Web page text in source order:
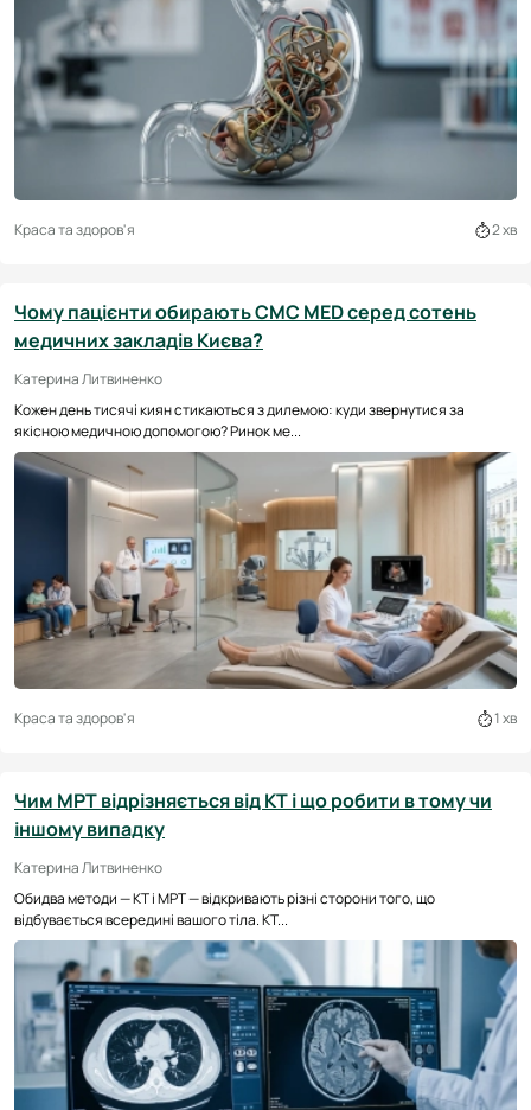
Краса та здоров'я 2 хв
Чому пацієнти обирають CMC MED серед сотень
медичних закладів Києва?
Катерина Литвиненко
Кожен день тисячі киян стикаються з дилемою: куди звернутися за
якісною медичною допомогою? Ринок ме...
Краса та здоров'я 1 хв
Чим МРТ відрізняється від КТ і що робити в тому чи
іншому випадку
Катерина Литвиненко
Обидва методи — КТ і МРТ — відкривають різні сторони того, що
відбувається всередині вашого тіла. КТ...